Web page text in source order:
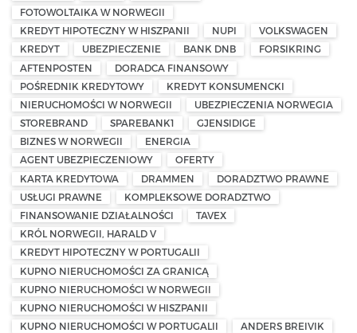
FOTOWOLTAIKA W NORWEGII
KREDYT HIPOTECZNY W HISZPANII
NUPI
VOLKSWAGEN
KREDYT
UBEZPIECZENIE BANK DNB
FORSIKRING
AFTENPOSTEN
DORADCA FINANSOWY
POŚREDNIK KREDYTOWY
KREDYT KONSUMENCKI
NIERUCHOMOŚCI W NORWEGII
UBEZPIECZENIA NORWEGIA
STOREBRAND
SPAREBANK1
GJENSIDIGE
BIZNES W NORWEGII
ENERGIA
AGENT UBEZPIECZENIOWY
OFERTY
KARTA KREDYTOWA
DRAMMEN
DORADZTWO PRAWNE
USŁUGI PRAWNE
KOMPLEKSOWE DORADZTWO
FINANSOWANIE DZIAŁALNOŚCI
TAVEX
KRÓL NORWEGII, HARALD V
KREDYT HIPOTECZNY W PORTUGALII
KUPNO NIERUCHOMOŚCI ZA GRANICĄ
KUPNO NIERUCHOMOŚCI W NORWEGII
KUPNO NIERUCHOMOŚCI W HISZPANII
KUPNO NIERUCHOMOŚCI W PORTUGALII
ANDERS BREIVIK